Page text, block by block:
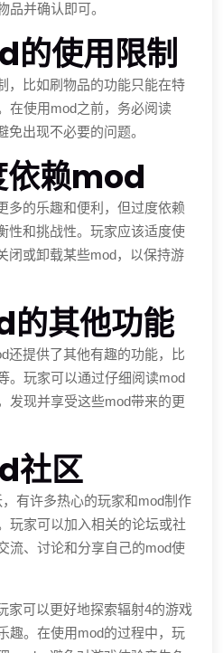
品并确认即可。
的使用限制
，比如刷物品的功能只能在特
在使用mod之前，务必阅读
出现不必要的问题。
依赖mod
多的乐趣和便利，但过度依赖
性和挑战性。玩家应该适度使
闭或卸载某些mod，以保持游
的其他功能
还提供了其他有趣的功能，比
。玩家可以通过仔细阅读mod
发现并享受这些mod带来的更
社区
有许多热心的玩家和mod制作
玩家可以加入相关的论坛或社
流、讨论和分享自己的mod使
家可以更好地探索辐射4的游戏
趣。在使用mod的过程中，玩